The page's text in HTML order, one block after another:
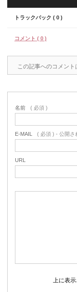
トラックバック ( 0 )
コメント ( 0 )
この記事へのコメント
名前 ( 必須 )
E-MAIL ( 必須 ) - 公開さ
URL
上に表示